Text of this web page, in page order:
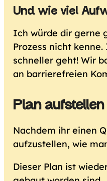
Und wie viel
Ich würde dir gerne
Prozess nicht
schneller geht! Wir
an barrierefreien
Plan aufstellen
Nachdem ihr einen
aufzustellen, wie
Dieser Plan ist